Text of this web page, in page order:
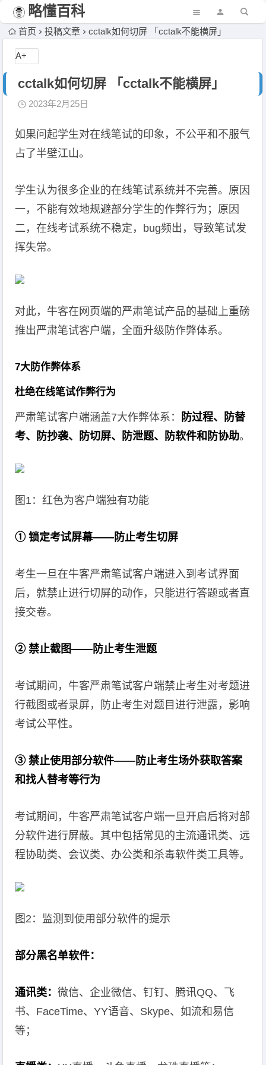
略懂百科
首页 投稿文章 cctalk如何切屏 「cctalk不能横屏」
cctalk如何切屏 「cctalk不能横屏」
2023年2月25日
如果问起学生对在线笔试的印象，不公平和不服气
占了半壁江山。
学生认为很多企业的在线笔试系统并不完善。原因
一，不能有效地规避部分学生的作弊行为；原因
二，在线考试系统不稳定，bug频出，导致笔试发
挥失常。
对此，牛客在网页端的严肃笔试产品的基础上重磅
推出严肃笔试客户端，全面升级防作弊体系。
7大防作弊体系
杜绝在线笔试作弊行为
严肃笔试客户端涵盖7大作弊体系：
防过程、防替
考、防抄袭、防切屏、防泄题、防软件和防协助。
图1：红色为客户端独有功能
① 锁定考试屏幕——防止考生切屏
考生一旦在牛客严肃笔试客户端进入到考试界面
后，就禁止进行切屏的动作，只能进行答题或者直
接交卷。
② 禁止截图——防止考生泄题
考试期间，牛客严肃笔试客户端禁止考生对考题进
行截图或者录屏，防止考生对题目进行泄露，影响
考试公平性。
③ 禁止使用部分软件——防止考生场外获取答案
和找人替考等行为
考试期间，牛客严肃笔试客户端一旦开启后将对部
分软件进行屏蔽。其中包括常见的主流通讯类、远
程协助类、会议类、办公类和杀毒软件类工具等。
图2：监测到使用部分软件的提示
部分黑名单软件：
通讯类：微信、企业微信、钉钉、腾讯QQ、飞
书、FaceTime、YY语音、Skype、如流和易信
等；
A+